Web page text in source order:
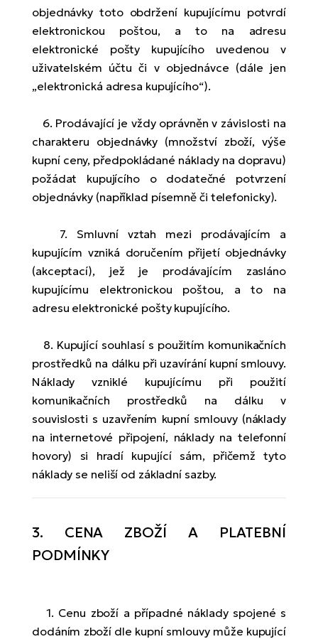
objednávky toto obdržení kupujícímu potvrdí
elektronickou poštou, a to na adresu
elektronické pošty kupujícího uvedenou v
uživatelském účtu či v objednávce (dále jen
„elektronická adresa kupujícího“).
6. Prodávající je vždy oprávněn v závislosti na
charakteru objednávky (množství zboží, výše
kupní ceny, předpokládané náklady na dopravu)
požádat kupujícího o dodatečné potvrzení
objednávky (například písemně či telefonicky).
7. Smluvní vztah mezi prodávajícím a
kupujícím vzniká doručením přijetí objednávky
(akceptací), jež je prodávajícím zasláno
kupujícímu elektronickou poštou, a to na
adresu elektronické pošty kupujícího.
8. Kupující souhlasí s použitím komunikačních
prostředků na dálku při uzavírání kupní smlouvy.
Náklady vzniklé kupujícímu při použití
komunikačních prostředků na dálku v
souvislosti s uzavřením kupní smlouvy (náklady
na internetové připojení, náklady na telefonní
hovory) si hradí kupující sám, přičemž tyto
náklady se neliší od základní sazby.
3. CENA ZBOŽÍ A PLATEBNÍ
PODMÍNKY
1. Cenu zboží a případné náklady spojené s
dodáním zboží dle kupní smlouvy může kupující